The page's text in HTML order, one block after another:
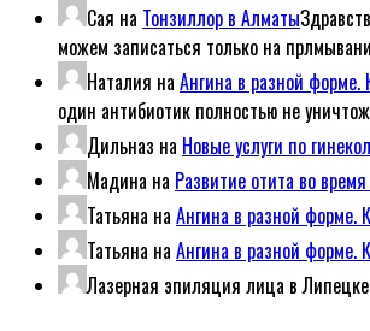
Сая на Тонзиллор в Алматы
можем записаться только на
Наталия на Ангина в разной
один антибиотик полностью не
Дильназ на Новые услуги по
Мадина на Развитие отита во
Татьяна на Ангина в разной форме.
Татьяна на Ангина в разной форме.
Лазерная эпиляция лица в Липецке